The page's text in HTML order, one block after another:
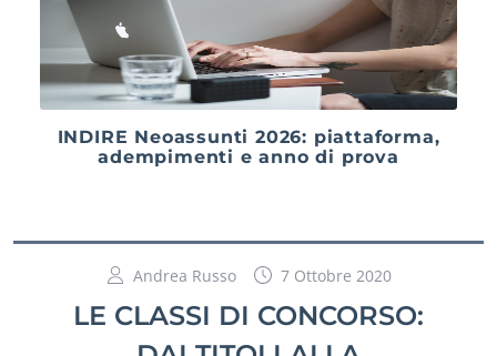
INDIRE Neoassunti 2026: piattaforma,
adempimenti e anno di prova
Andrea Russo 7 Ottobre 2020
LE CLASSI DI CONCORSO: